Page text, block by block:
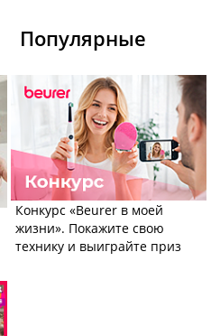
Популярные
Конкурс «Beurer в моей
жизни». Покажите свою
технику и выиграйте приз